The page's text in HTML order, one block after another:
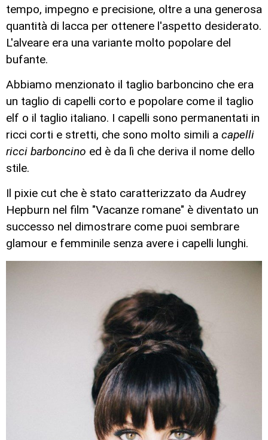
tempo, impegno e precisione, oltre a una generosa
quantità di lacca per ottenere l'aspetto desiderato.
L'alveare era una variante molto popolare del
bufante.
Abbiamo menzionato il taglio barboncino che era
un taglio di capelli corto e popolare come il taglio
elf o il taglio italiano. I capelli sono permanentati in
ricci corti e stretti, che sono molto simili a capelli
ricci barboncino ed è da lì che deriva il nome dello
stile.
Il pixie cut che è stato caratterizzato da Audrey
Hepburn nel film "Vacanze romane" è diventato un
successo nel dimostrare come puoi sembrare
glamour e femminile senza avere i capelli lunghi.